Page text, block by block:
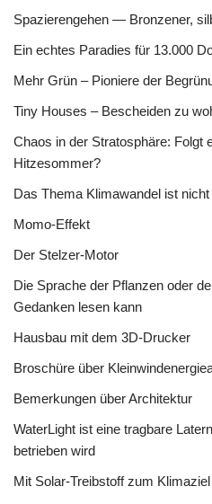
Spazierengehen — Bronzener,
Ein echtes Paradies für 13.000
Mehr Grün – Pioniere der
Tiny Houses – Bescheiden zu
Chaos in der Stratosphäre: Folgt
Hitzesommer?
Das Thema Klimawandel ist nicht
Momo-Effekt
Der Stelzer-Motor
Die Sprache der Pflanzen oder
Gedanken lesen kann
Hausbau mit dem 3D-Drucker
Broschüre über
Bemerkungen über Architektur
WaterLight ist eine tragbare
betrieben wird
Mit Solar-Treibstoff zum Klimaziel